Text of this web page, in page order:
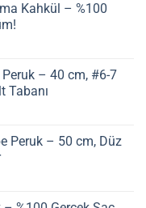
Kahkül – %100
Peruk – 40 cm, #6-7
Tabanı
Peruk – 50 cm, Düz